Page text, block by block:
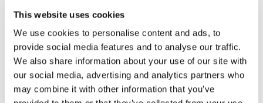
This website uses cookies
We use cookies to personalise content and ads, to
provide social media features and to analyse our traffic.
We also share information about your use of our site with
our social media, advertising and analytics partners who
may combine it with other information that you’ve
DPD. Pristatymas nurodytu adresu. €6.50
Numatoma pristatymo data: 10.08.2026
Greitasis pristatymas. €15.00
Greitasis pristatymas Vilniuje ir Vilniaus rajone per vieną